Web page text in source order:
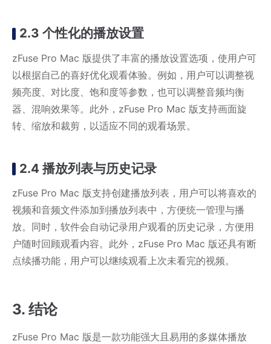
2.3 个性化的播放设置
zFuse Pro Mac 版提供了丰富的播放设置选项，使用户可
以根据自己的喜好优化观看体验。例如，用户可以调整视
频亮度、对比度、饱和度等参数，也可以调整音频均衡
器、混响效果等。此外，zFuse Pro Mac 版支持画面旋
转、缩放和裁剪，以适应不同的观看场景。
2.4 播放列表与历史记录
zFuse Pro Mac 版支持创建播放列表，用户可以将喜欢的
视频和音频文件添加到播放列表中，方便统一管理与播
放。同时，软件会自动记录用户观看的历史记录，方便用
户随时回顾观看内容。此外，zFuse Pro Mac 版还具有断
点续播功能，用户可以继续观看上次未看完的视频。
3. 结论
zFuse Pro Mac 版是一款功能强大且易用的多媒体播放